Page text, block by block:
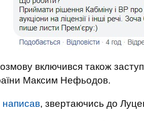
включився також
Максим Нефьодов.
написав, звертаючись до